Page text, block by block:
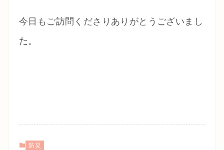
今日もご訪問くださりありがとうございまし
た。
防災